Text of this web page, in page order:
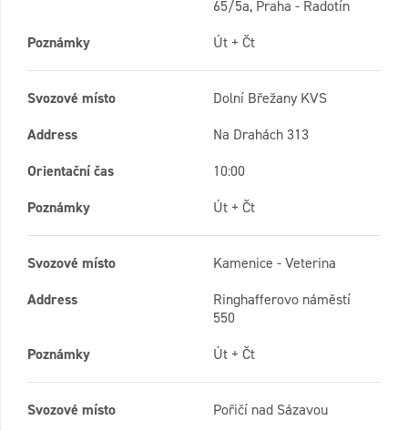
65/5a, Praha - Radotín
Poznámky
Út + Čt
Svozové místo
Dolní Břežany KVS
Address
Na Drahách 313
Orientační čas
10:00
Poznámky
Út + Čt
Svozové místo
Kamenice - Veterina
Address
Ringhafferovo náměstí
550
Poznámky
Út + Čt
Svozové místo
Pořičí nad Sázavou